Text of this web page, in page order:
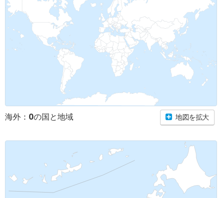
海外： 0の国と地域 地図を拡大